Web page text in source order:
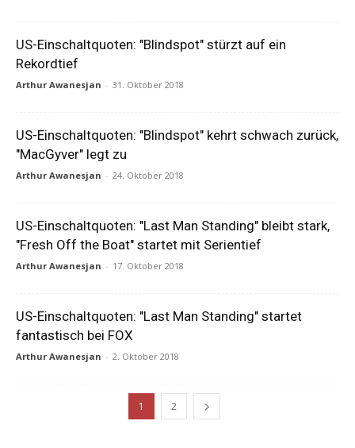
US-Einschaltquoten: "Blindspot" stürzt auf ein
Rekordtief
Arthur Awanesjan - 31. Oktober 2018
US-Einschaltquoten: "Blindspot" kehrt schwach zurück,
"MacGyver" legt zu
Arthur Awanesjan - 24. Oktober 2018
US-Einschaltquoten: "Last Man Standing" bleibt stark,
"Fresh Off the Boat" startet mit Serientief
Arthur Awanesjan - 17. Oktober 2018
US-Einschaltquoten: "Last Man Standing" startet
fantastisch bei FOX
Arthur Awanesjan - 2. Oktober 2018
1 2